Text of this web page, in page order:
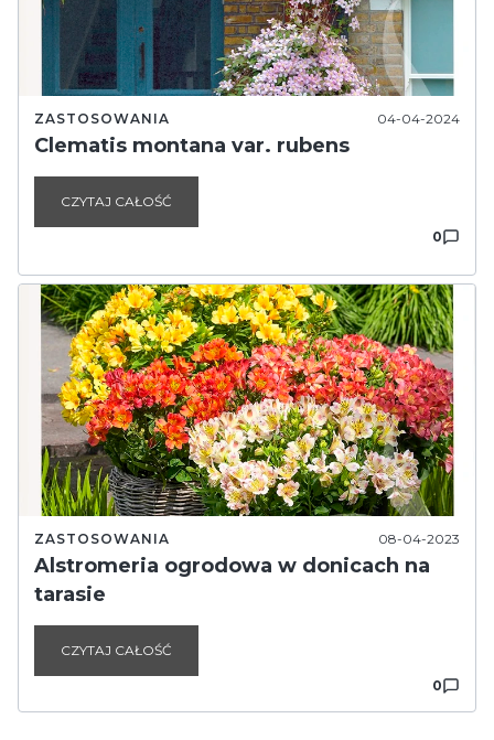
ZASTOSOWANIA 04-04-2024
Clematis montana var. rubens
CZYTAJ CAŁOŚĆ
0
ZASTOSOWANIA 08-04-2023
Alstromeria ogrodowa w donicach na
tarasie
CZYTAJ CAŁOŚĆ
0